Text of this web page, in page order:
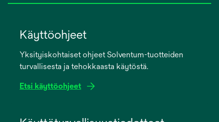
Käyttöohjeet
Yksityiskohtaiset ohjeet Solventum-tuotteiden
turvallisesta ja tehokkaasta käytöstä.
Etsi käyttöohjeet